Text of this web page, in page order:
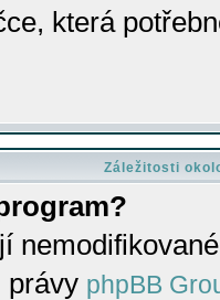
která
Záležitosti
právy phpBB